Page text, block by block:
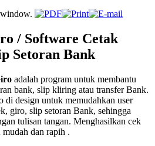
/ Software Cetak
Setoran Bank
adalah program untuk membantu
bank, slip kliring atau transfer Bank.
design untuk memudahkan user
giro, slip setoran Bank, sehingga
tulisan tangan. Menghasilkan cek
mudah dan rapih .